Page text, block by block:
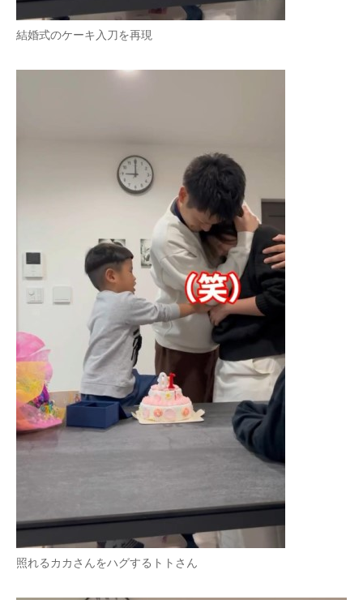
結婚式のケーキ入刀を再現
照れるカカさんをハグするトトさん